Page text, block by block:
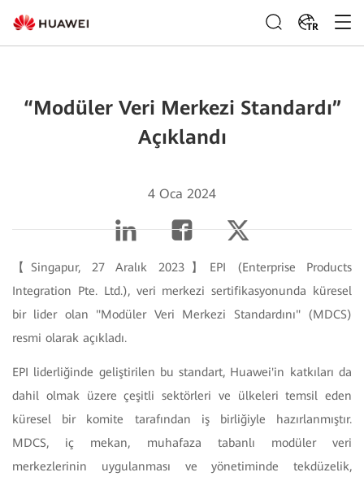
TR
“Modüler Veri Merkezi Standardı”
Açıklandı
4 Oca 2024
【Singapur, 27 Aralık 2023】EPI (Enterprise Products
Integration Pte. Ltd.), veri merkezi sertifikasyonunda küresel
bir lider olan "Modüler Veri Merkezi Standardını" (MDCS)
resmi olarak açıkladı.
EPI liderliğinde geliştirilen bu standart, Huawei'in katkıları da
dahil olmak üzere çeşitli sektörleri ve ülkeleri temsil eden
küresel bir komite tarafından iş birliğiyle hazırlanmıştır.
MDCS, iç mekan, muhafaza tabanlı modüler veri
merkezlerinin uygulanması ve yönetiminde tekdüzelik,